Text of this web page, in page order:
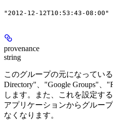
"2012-12-12T10:53:43-08:00"
provenance
string
このグループの元になってい
Directory"、"Google Groups"、
します。また、これを設定す
アプリケーションからグルー
なくなります。